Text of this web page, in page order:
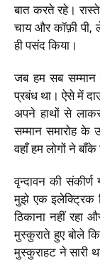
बात करते रहे।
चाय और कॉफ़ी पी,
ही पसंद किया।
जब हम सब सम्मान
प्रबंध था। ऐसे में
अपने हाथों से
सम्मान समारोह के
वहाँ हम लोगों ने
वृन्दावन की
मुझे एक इलेक्ट्रिक
ठिकाना नहीं रहा
मुस्कुराते हुए बोले
मुस्कुराहट ने सारी